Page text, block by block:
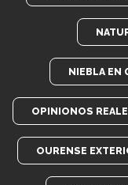
NIEBLA EN
OPINIONOS
OURENSE